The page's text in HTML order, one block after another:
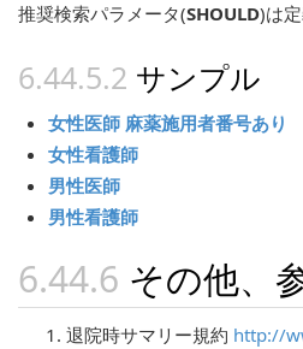
推奨検索パラメータ(SHOULD)は定
サンプル
女性医師 麻薬施用者番号あり
女性看護師
男性医師
男性看護師
その他、
退院時サマリー規約 http://